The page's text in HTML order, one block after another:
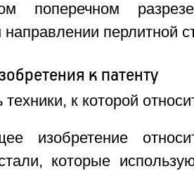
поперечном
перлитной
к патенту
к которой
изобретение
которые